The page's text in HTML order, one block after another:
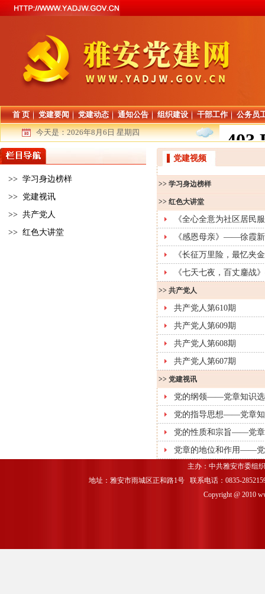
首 页 党建要闻 党建动态 通知公告 组织建设 干部工作
公务员
今天是：2026年8月6日 星期四
>> 学习身边榜样
>> 党建视讯
>> 共产党人
>> 红色大讲堂
党建视频
>> 学习身边榜样
>> 红色大讲堂
《全心全意为社区居
《感恩母亲》——徐霞新
《长征万里险，最忆
《七天七夜，百丈鏖
>> 共产党人
共产党人第610期
共产党人第609期
共产党人第608期
共产党人第607期
>> 党建视讯
党的纲领——党章知识
党的指导思想——党章
党的性质和宗旨——党
党章的地位和作用——
主办：中共雅安市委组
地址：雅安市雨城区正和路1号 联系电话：0835-
Copyright @ 2010